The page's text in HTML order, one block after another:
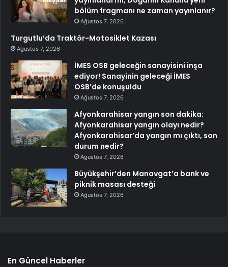
bölüm fragmanı ne zaman yayınlanır?
Ağustos 7, 2026
Turgutlu’da Traktör-Motosiklet Kazası
Ağustos 7, 2026
İMES OSB geleceğin sanayisini inşa
ediyor! Sanayinin geleceği İMES
OSB’de konuşuldu
Ağustos 7, 2026
Afyonkarahisar yangın son dakika:
Afyonkarahisar yangın olayı nedir?
Afyonkarahisar’da yangın mı çıktı, son
durum nedir?
Ağustos 7, 2026
Büyükşehir’den Manavgat’a bank ve
piknik masası desteği
Ağustos 7, 2026
En Güncel Haberler